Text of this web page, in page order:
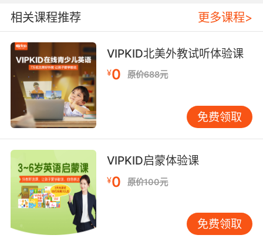
对于孩子喜欢的动画可以反复观看不断加强记
忆。4~8岁的孩子自我意识已经不断增强了，这
时候重要的是进行英语的启蒙教育，找到孩子感
兴趣的点引导孩子学习英语。
3个月-2岁的少儿其接受能力是很强的，也就是说
你给什么他们都可以全盘接收。所以这个年龄段
的孩子听就可以了。而2-4岁的孩子则是通过不
断重复来学习，孩子会比较习惯反复做一件事，
那么我们就可以利用这一学习习惯来进行英语的
精听。同一个听力材料可以反复放给孩子听，慢
慢的孩子的辨音能力就提高了。4~8岁的孩子就
是以尊重孩子的意愿为前提，可以让孩子自己选
择听什么、怎么听以及听多久，按照孩子的需求
和习惯来进行学习会带来更好的学习训练效果。
相关课程推荐 更多课程>
VIPKID北美外教试听体验课
¥0 原价688元
免费领取
VIPKID启蒙体验课
¥0 原价100元
免费领取